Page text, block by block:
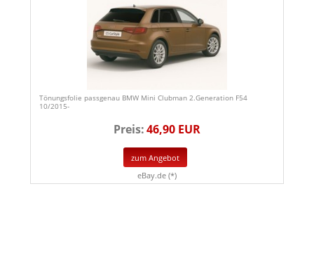
Tönungsfolie passgenau BMW Mini Clubman 2.Generation F54
10/2015-
Preis:46,90 EUR
zum Angebot
eBay.de (*)